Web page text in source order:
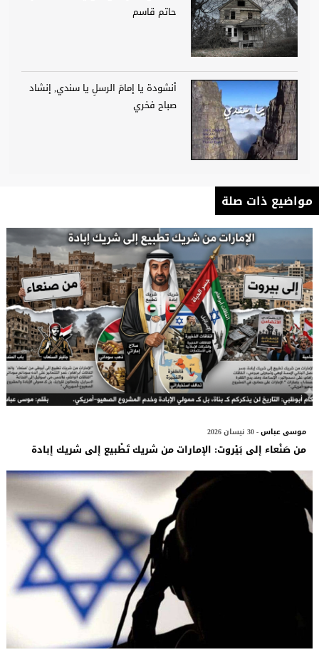
حاتم قاسم
أنشودة يا إمامَ الرسلِ يا سندي, إنشاد
صباح فخري
مواضيع ذات صلة
موسى عباس- 30 نيسان 2026
من صَنْعاء إلى بَيْروت: الإمارات من شريك تَطْبيع إلى شريك إبادة